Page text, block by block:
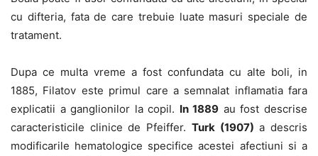
cu difteria, fata de care trebuie luate masuri speciale de
tratament.
Dupa ce multa vreme a fost confundata cu alte boli, in
1885, Filatov este primul care a semnalat inflamatia fara
explicatii a ganglionilor la copil. In 1889 au fost descrise
caracteristicile clinice de Pfeiffer. Turk (1907) a descris
modificarile hematologice specifice acestei afectiuni si a